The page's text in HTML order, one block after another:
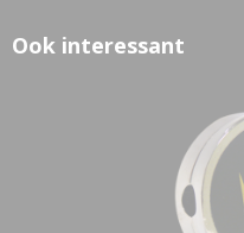
Ook interessant